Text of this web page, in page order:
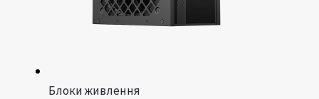
Блоки живлення